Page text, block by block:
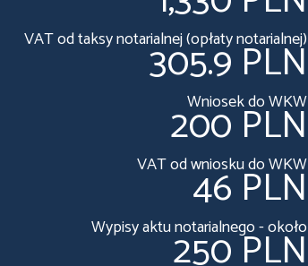
VAT od taksy notarialnej (opłaty notarialnej)
305.9 PLN
Wniosek do WKW
200 PLN
VAT od wniosku do WKW
46 PLN
Wypisy aktu notarialnego - około
250 PLN